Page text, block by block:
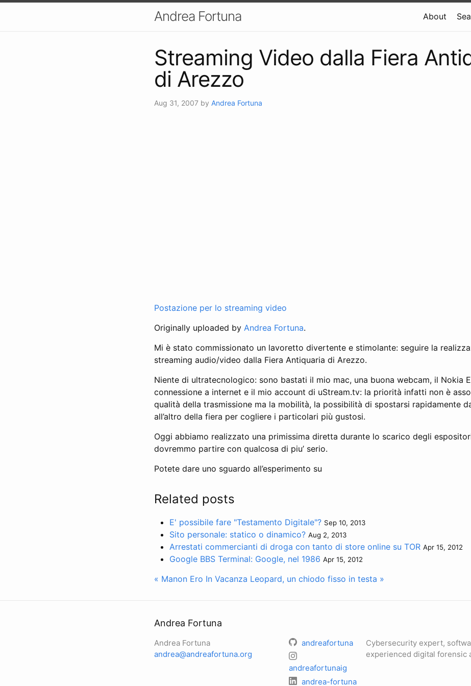
Andrea Fortuna About
Streaming Video dalla Fiera
di Arezzo
Aug 31, 2007 by Andrea Fortuna
Postazione per lo streaming video
Originally uploaded by Andrea Fortuna.
Mi è stato commissionato un lavoretto divertente e stimolante: seguire la
streaming audio/video dalla Fiera Antiquaria di Arezzo.
Niente di ultratecnologico: sono bastati il mio mac, una buona webcam, il Nokia
connessione a internet e il mio account di uStream.tv: la priorità infatti non è
qualità della trasmissione ma la mobilità, la possibilità di spostarsi rapidamente
all’altro della fiera per cogliere i particolari più gustosi.
Oggi abbiamo realizzato una primissima diretta durante lo scarico degli
dovremmo partire con qualcosa di piu’ serio.
Potete dare uno sguardo all’esperimento su
Related posts
E' possibile fare "Testamento Digitale"? Sep 10, 2013
Sito personale: statico o dinamico? Aug 2, 2013
Arrestati commercianti di droga con tanto di store online su TOR Apr 15, 2012
Google BBS Terminal: Google, nel 1986 Apr 15, 2012
« Manon Ero In Vacanza Leopard, un chiodo fisso in testa »
Andrea Fortuna
Andrea Fortuna
andrea@andreafortuna.org
andreafortuna
andreafortunaig
andrea-fortuna
Cybersecurity expert,
experienced digital forensic